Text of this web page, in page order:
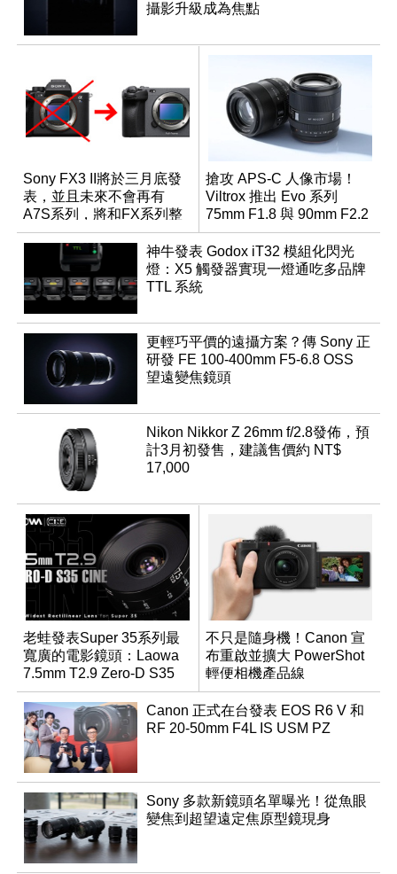
攝影升級成為焦點
Sony FX3 II將於三月底發
表，並且未來不會再有
A7S系列，將和FX系列整
合為一？
搶攻 APS-C 人像市場！
Viltrox 推出 Evo 系列
75mm F1.8 與 90mm F2.2
雙定焦望遠鏡頭
神牛發表 Godox iT32 模組化閃光
燈：X5 觸發器實現一燈通吃多品牌
TTL 系統
更輕巧平價的遠攝方案？傳 Sony 正
研發 FE 100-400mm F5-6.8 OSS
望遠變焦鏡頭
Nikon Nikkor Z 26mm f/2.8發佈，預
計3月初發售，建議售價約 NT$
17,000
老蛙發表Super 35系列最
寬廣的電影鏡頭：Laowa
7.5mm T2.9 Zero-D S35
Cine
不只是隨身機！Canon 宣
布重啟並擴大 PowerShot
輕便相機產品線
Canon 正式在台發表 EOS R6 V 和
RF 20-50mm F4L IS USM PZ
Sony 多款新鏡頭名單曝光！從魚眼
變焦到超望遠定焦原型鏡現身